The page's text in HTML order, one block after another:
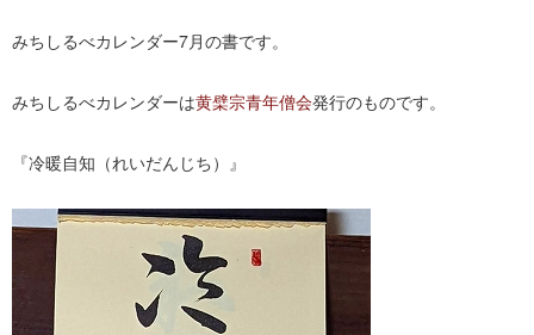
みちしるべカレンダー7月の書です。
みちしるべカレンダーは黄檗宗青年僧会発行のものです。
『冷暖自知（れいだんじち）』